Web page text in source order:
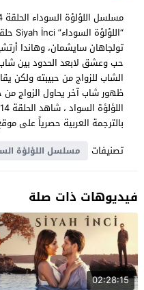
تولجاهان سايشمان، وهاندا
حب وعشق لابعد الحدود بين
الشاب للزواج من حبيبته ولكن
ظهور شاب آخر يحاول الزواج من
بالترجمة العربية حصرياً على
تصنيفات
مسلسل اللؤلؤة
فيديوهات ذات صلة
02:28:15